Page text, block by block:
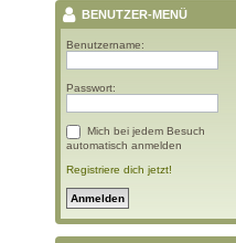
BENUTZER-MENÜ
Benutzername:
Passwort:
Mich bei jedem Besuch
automatisch anmelden
Registriere dich jetzt!